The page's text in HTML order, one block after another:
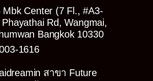
Mbk Center (7 Fl., #A3-
Rd, Wangmai,
Bangkok 10330
1616
สาขา Future